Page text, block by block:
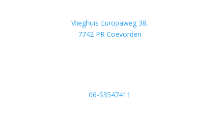
Vlieghuis Europaweg 38,
7742 PR Coevorden
06-53547411